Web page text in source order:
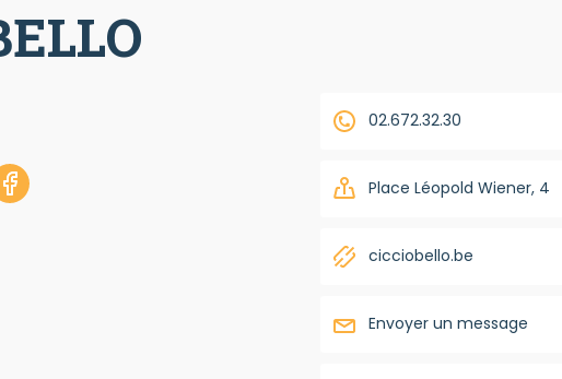
02.672.32.30
Place Léopold Wiener, 4
cicciobello.be
Envoyer un message